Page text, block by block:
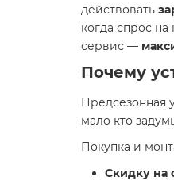
действовать
когда спрос
сервис —
Почему
Предсезонная
мало кто
Покупка и
Скидку на